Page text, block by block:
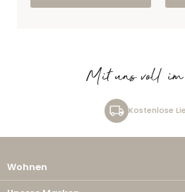
Mit uns voll
Kostenlose
Wohnen